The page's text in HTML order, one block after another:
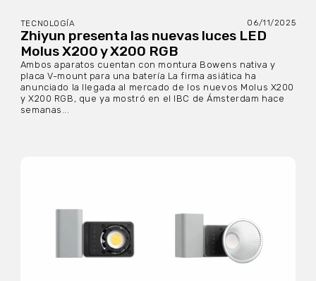
TECNOLOGÍA 06/11/2025
Zhiyun presenta las nuevas luces LED
Molus X200 y X200 RGB
Ambos aparatos cuentan con montura Bowens nativa y
placa V-mount para una batería La firma asiática ha
anunciado la llegada al mercado de los nuevos Molus X200
y X200 RGB, que ya mostró en el IBC de Ámsterdam hace
semanas...